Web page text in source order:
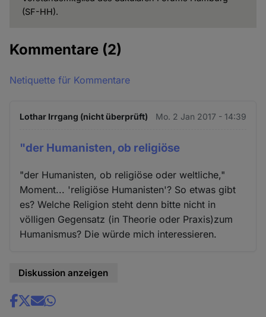
(SF-HH).
Kommentare (2)
Netiquette für Kommentare
Lothar Irrgang (nicht überprüft) Mo. 2 Jan 2017 - 14:39
"der Humanisten, ob religiöse
"der Humanisten, ob religiöse oder weltliche,"
Moment... 'religiöse Humanisten'? So etwas gibt
es? Welche Religion steht denn bitte nicht in
völligen Gegensatz (in Theorie oder Praxis)zum
Humanismus? Die würde mich interessieren.
Diskussion anzeigen
Share